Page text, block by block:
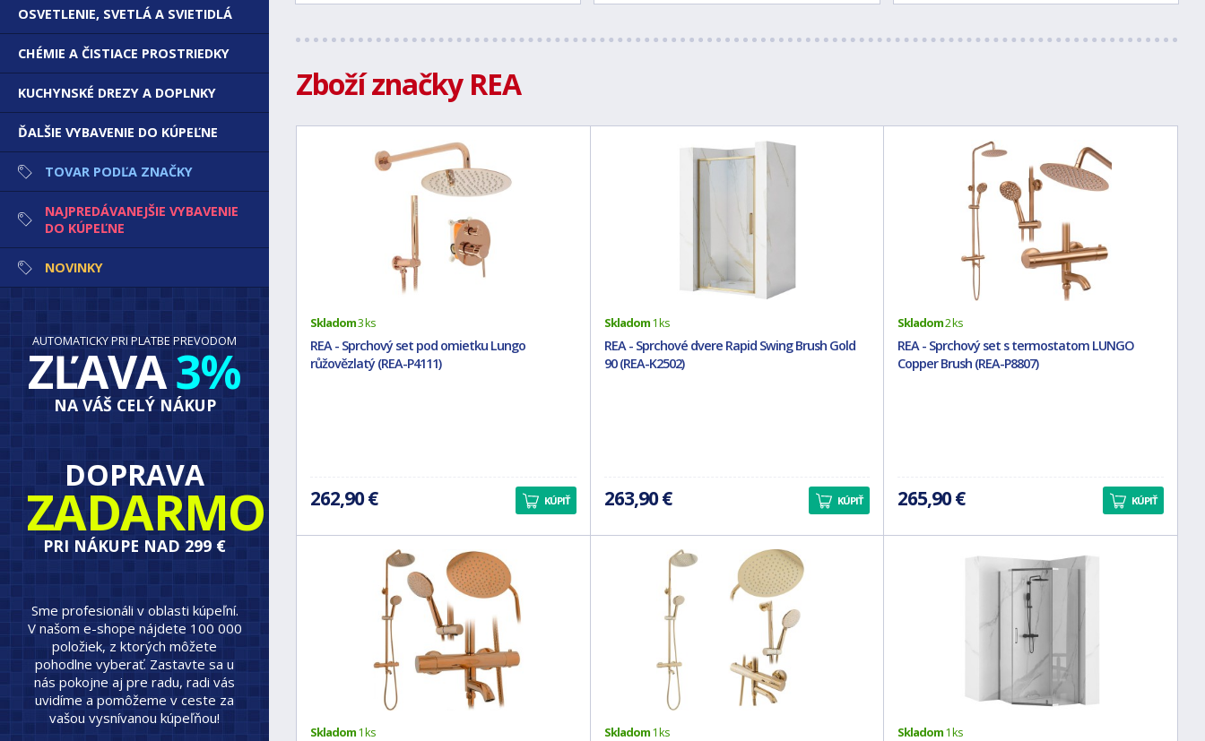
Zboží značky REA
Skladom3 ks
REA - Sprchový set pod omietku Lungo
růžovězlatý (REA-P4111)
262,90 € KÚPIŤ
Skladom1 ks
REA - Sprchové dvere Rapid Swing Brush Gold
90 (REA-K2502)
263,90 € KÚPIŤ
Skladom2 ks
REA - Sprchový set s termostatom LUNGO
Copper Brush (REA-P8807)
265,90 € KÚPIŤ
Skladom1 ks Skladom1 ks Skladom1 ks
OSVETLENIE, SVETLÁ A SVIETIDLÁ
CHÉMIE A ČISTIACE PROSTRIEDKY
KUCHYNSKÉ DREZY A DOPLNKY
ĎALŠIE VYBAVENIE DO KÚPEĽNE
TOVAR PODĽA ZNAČKY
NAJPREDÁVANEJŠIE VYBAVENIE
DO KÚPEĽNE
NOVINKY
AUTOMATICKY PRI PLATBE PREVODOM
ZĽAVA3%
NA VÁŠ CELÝ NÁKUP
DOPRAVA
ZADARMO
PRI NÁKUPE NAD 299 €
Sme profesionáli v oblasti kúpeľní.
V našom e-shope nájdete 100 000
položiek, z ktorých môžete
pohodlne vyberať. Zastavte sa u
nás pokojne aj pre radu, radi vás
uvidíme a pomôžeme v ceste za
vašou vysnívanou kúpeľňou!